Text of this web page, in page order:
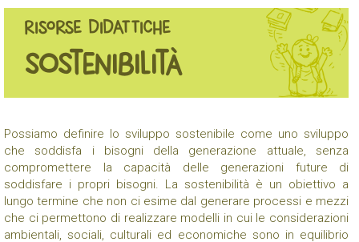
RISORSE DIDATTICHE
sostenibilità
Possiamo definire lo sviluppo sostenibile come uno sviluppo
che soddisfa i bisogni della generazione attuale, senza
compromettere la capacità delle generazioni future di
soddisfare i propri bisogni. La sostenibilità è un obiettivo a
lungo termine che non ci esime dal generare processi e mezzi
che ci permettono di realizzare modelli in cui le considerazioni
ambientali, sociali, culturali ed economiche sono in equilibrio